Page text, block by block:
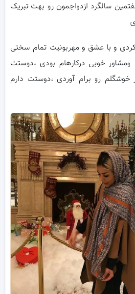
سالگرد ازدواجمون رو بهت تبریک
و با عشق و مهربونیت تمام سختی
خوبی درکارهام بودی ،دوستت
خوشگلم رو برام آوردی ،دوستت دارم